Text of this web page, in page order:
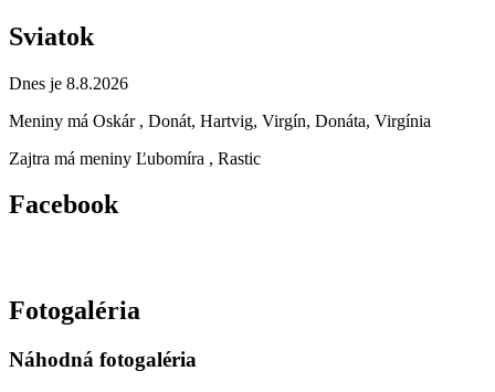
Sviatok
Dnes je 8.8.2026
Meniny má Oskár , Donát, Hartvig, Virgín, Donáta, Virgínia
Zajtra má meniny Ľubomíra , Rastic
Facebook
Fotogaléria
Náhodná fotogaléria